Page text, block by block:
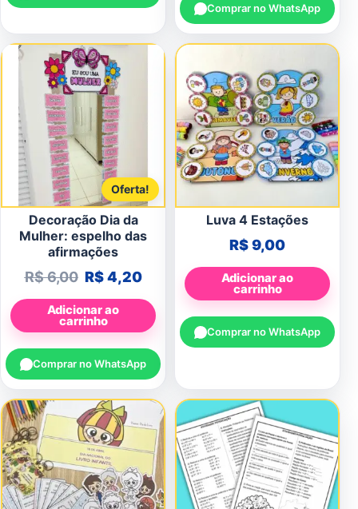
Comprar no WhatsApp
Oferta!
Decoração Dia da
Mulher: espelho das
afirmações
R$6,00 O preço original era: R$ 6,00.
R$4,20O preço atual é: R$ 4,20.
Adicionar ao
carrinho
Comprar no WhatsApp
Luva 4 Estações
R$9,00
Adicionar ao
carrinho
Comprar no WhatsApp